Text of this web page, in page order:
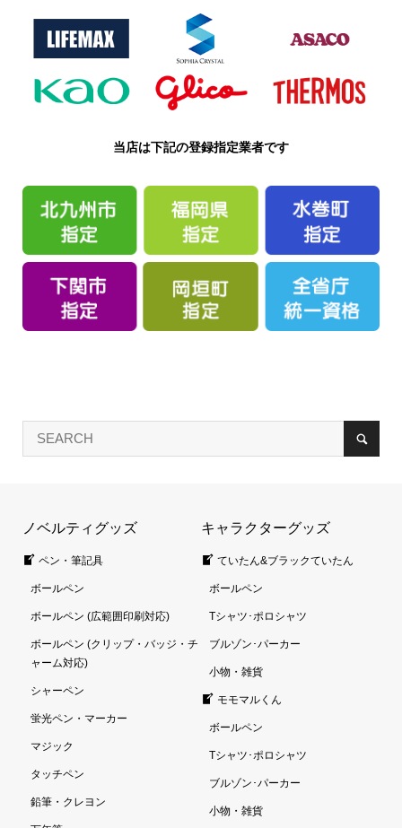
当店は下記の登録指定業者です
ノベルティグッズ
ペン・筆記具
ボールペン
ボールペン (広範囲印刷対応)
ボールペン (クリップ・バッジ・チ
ャーム対応)
シャーペン
蛍光ペン・マーカー
マジック
タッチペン
鉛筆・クレヨン
キャラクターグッズ
ていたん&ブラックていたん
ボールペン
Tシャツ･ポロシャツ
ブルゾン･パーカー
小物・雑貨
モモマルくん
ボールペン
Tシャツ･ポロシャツ
ブルゾン･パーカー
小物・雑貨